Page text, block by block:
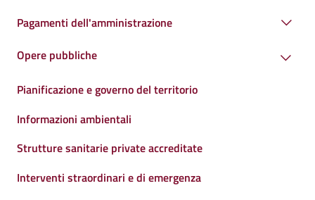
Pagamenti dell'amministrazione
Opere pubbliche
Pianificazione e governo del territorio
Informazioni ambientali
Strutture sanitarie private accreditate
Interventi straordinari e di emergenza